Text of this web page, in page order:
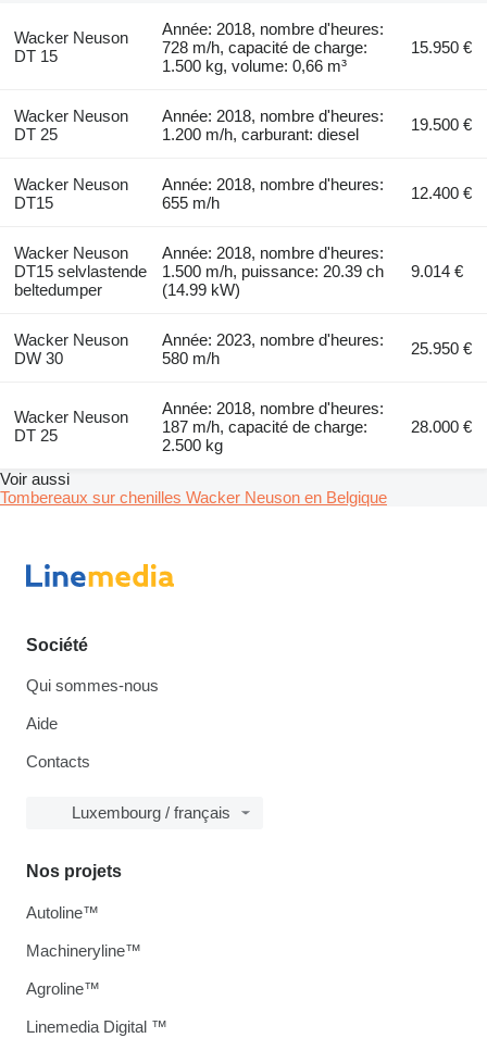
Wacker Neuson
DT 15
Année: 2018, nombre d'heures:
728 m/h, capacité de charge:
1.500 kg, volume: 0,66 m³
15.950 €
Wacker Neuson
DT 25
Année: 2018, nombre d'heures:
1.200 m/h, carburant: diesel
19.500 €
Wacker Neuson
DT15
Année: 2018, nombre d'heures:
655 m/h
12.400 €
Wacker Neuson
DT15 selvlastende
beltedumper
Année: 2018, nombre d'heures:
1.500 m/h, puissance: 20.39 ch
(14.99 kW)
9.014 €
Wacker Neuson
DW 30
Année: 2023, nombre d'heures:
580 m/h
25.950 €
Wacker Neuson
DT 25
Année: 2018, nombre d'heures:
187 m/h, capacité de charge:
2.500 kg
28.000 €
Voir aussi
Tombereaux sur chenilles Wacker Neuson en Belgique
Société
Qui sommes-nous
Aide
Contacts
Luxembourg / français
Nos projets
Autoline™
Machineryline™
Agroline™
Linemedia Digital ™